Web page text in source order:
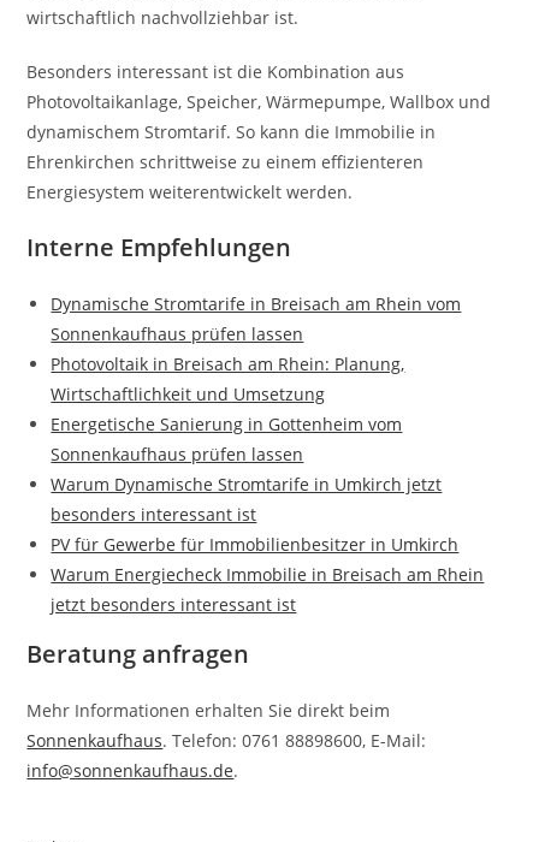
wirtschaftlich nachvollziehbar ist.
Besonders interessant ist die Kombination aus
Photovoltaikanlage, Speicher, Wärmepumpe, Wallbox und
dynamischem Stromtarif. So kann die Immobilie in
Ehrenkirchen schrittweise zu einem effizienteren
Energiesystem weiterentwickelt werden.
Interne Empfehlungen
Dynamische Stromtarife in Breisach am Rhein vom
Sonnenkaufhaus prüfen lassen
Photovoltaik in Breisach am Rhein: Planung,
Wirtschaftlichkeit und Umsetzung
Energetische Sanierung in Gottenheim vom
Sonnenkaufhaus prüfen lassen
Warum Dynamische Stromtarife in Umkirch jetzt
besonders interessant ist
PV für Gewerbe für Immobilienbesitzer in Umkirch
Warum Energiecheck Immobilie in Breisach am Rhein
jetzt besonders interessant ist
Beratung anfragen
Mehr Informationen erhalten Sie direkt beim
Sonnenkaufhaus. Telefon: 0761 88898600, E-Mail:
info@sonnenkaufhaus.de.